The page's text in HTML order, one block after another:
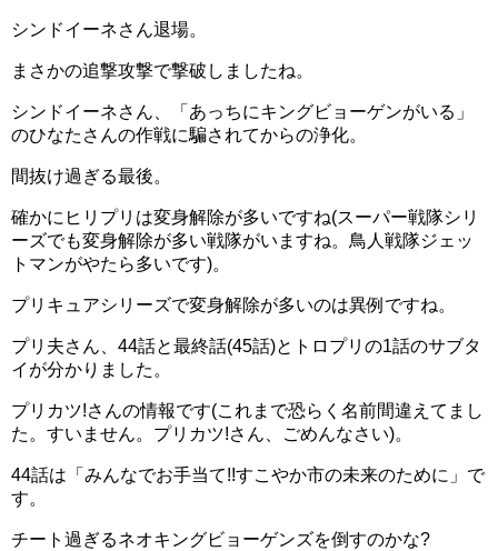
シンドイーネさん退場。
まさかの追撃攻撃で撃破しましたね。
シンドイーネさん、「あっちにキングビョーゲンがいる」
のひなたさんの作戦に騙されてからの浄化。
間抜け過ぎる最後。
確かにヒリプリは変身解除が多いですね(スーパー戦隊シリ
ーズでも変身解除が多い戦隊がいますね。鳥人戦隊ジェッ
トマンがやたら多いです)。
プリキュアシリーズで変身解除が多いのは異例ですね。
プリ夫さん、44話と最終話(45話)とトロプリの1話のサブタ
イが分かりました。
プリカツ!さんの情報です(これまで恐らく名前間違えてまし
た。すいません。プリカツ!さん、ごめんなさい)。
44話は「みんなでお手当て!!すこやか市の未来のために」で
す。
チート過ぎるネオキングビョーゲンズを倒すのかな?